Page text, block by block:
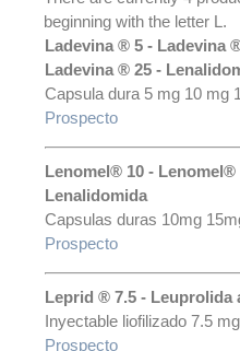
beginning with the letter L.
Ladevina ® 5 - Ladevina
Ladevina ® 25 -
Capsula dura 5 mg 10 mg
Prospecto
Lenomel® 10 - Lenomel®
Lenalidomida
Capsulas duras 10mg
Prospecto
Leprid ® 7.5 - Leuprolida
Inyectable liofilizado 7.5 mg
Prospecto